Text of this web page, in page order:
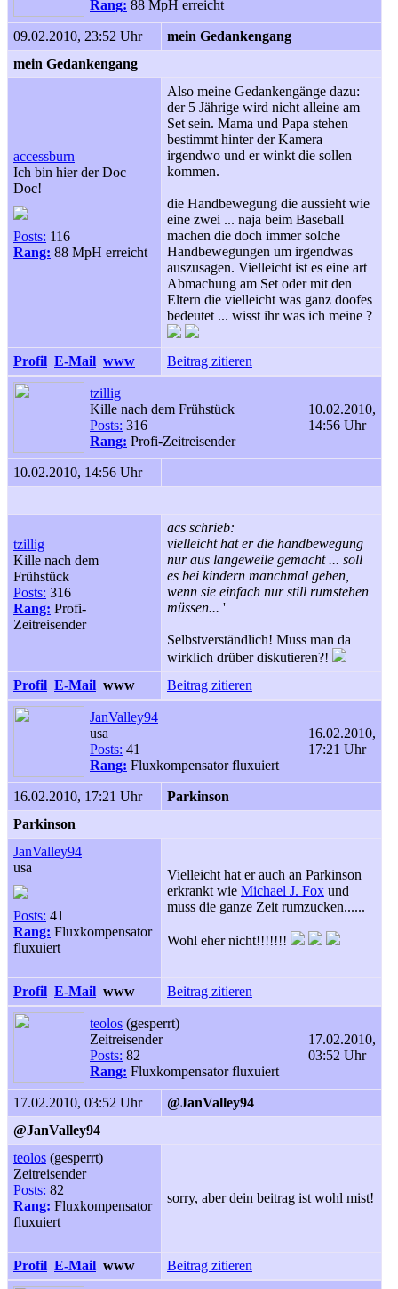
Rang: 88 MpH erreicht
09.02.2010, 23:52 Uhr
mein Gedankengang
mein Gedankengang
accessburn
Ich bin hier der Doc
Doc!
Posts: 116
Rang: 88 MpH erreicht
Also meine Gedankengänge dazu:
der 5 Jährige wird nicht alleine am
Set sein. Mama und Papa stehen
bestimmt hinter der Kamera
irgendwo und er winkt die sollen
kommen.
die Handbewegung die aussieht wie
eine zwei ... naja beim Baseball
machen die doch immer solche
Handbewegungen um irgendwas
auszusagen. Vielleicht ist es eine art
Abmachung am Set oder mit den
Eltern die vielleicht was ganz doofes
bedeutet ... wisst ihr was ich meine ?
Profil E-Mail www Beitrag zitieren
tzillig
Kille nach dem Frühstück
Posts: 316
Rang: Profi-Zeitreisender
10.02.2010,
14:56 Uhr
10.02.2010, 14:56 Uhr
tzillig
Kille nach dem
Frühstück
Posts: 316
Rang: Profi-
Zeitreisender
acs schrieb:
vielleicht hat er die handbewegung
nur aus langeweile gemacht ... soll
es bei kindern manchmal geben,
wenn sie einfach nur still rumstehen
müssen... '
Selbstverständlich! Muss man da
wirklich drüber diskutieren?!
Profil E-Mail www Beitrag zitieren
JanValley94
usa
Posts: 41
Rang: Fluxkompensator fluxuiert
16.02.2010,
17:21 Uhr
16.02.2010, 17:21 Uhr
Parkinson
Parkinson
JanValley94
usa
Posts: 41
Rang: Fluxkompensator
fluxuiert
Vielleicht hat er auch an Parkinson
erkrankt wie Michael J. Fox und
muss die ganze Zeit rumzucken......
Wohl eher nicht!!!!!!!
Profil E-Mail www Beitrag zitieren
teolos (gesperrt)
Zeitreisender
Posts: 82
Rang: Fluxkompensator fluxuiert
17.02.2010,
03:52 Uhr
17.02.2010, 03:52 Uhr
@JanValley94
@JanValley94
teolos (gesperrt)
Zeitreisender
Posts: 82
Rang: Fluxkompensator
fluxuiert
sorry, aber dein beitrag ist wohl mist!
Profil E-Mail www Beitrag zitieren